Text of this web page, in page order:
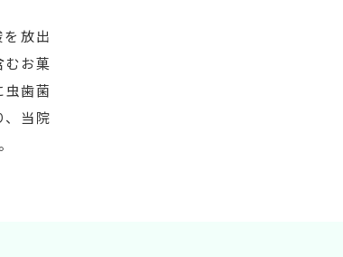
放出
むお菓
歯菌
、当院